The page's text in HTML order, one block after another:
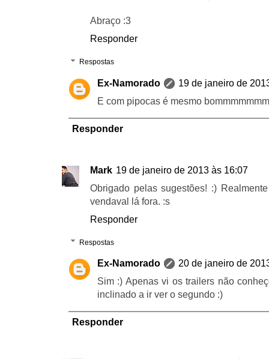
Abraço :3
Responder
Respostas
Ex-Namorado
19 de janeiro de
E com pipocas é mesmo
Responder
Mark 19 de janeiro de 2013 às 16:07
Obrigado pelas sugestões! :)
vendaval lá fora. :s
Responder
Respostas
Ex-Namorado
20 de janeiro de
Sim :) Apenas vi os trailers não
inclinado a ir ver o segundo :)
Responder